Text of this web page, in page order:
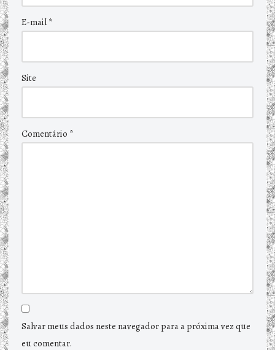
E-mail *
Site
Comentário *
Salvar meus dados neste navegador para a próxima vez que
eu comentar.